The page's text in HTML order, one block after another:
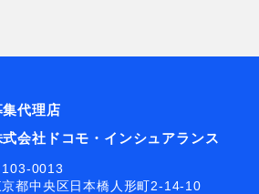
集代理店
式会社ドコモ・インシュアランス
103-0013
京都中央区日本橋人形町2-14-10